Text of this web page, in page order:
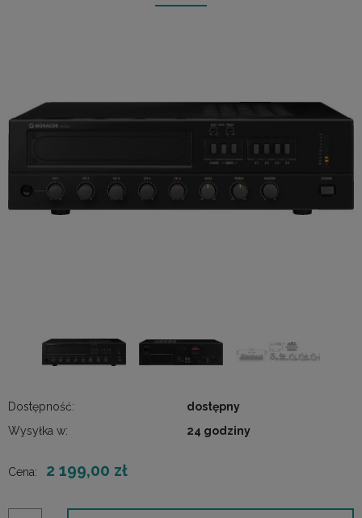
Dostępność:
dostępny
Wysyłka w:
24 godziny
Cena: 2 199,00 zł